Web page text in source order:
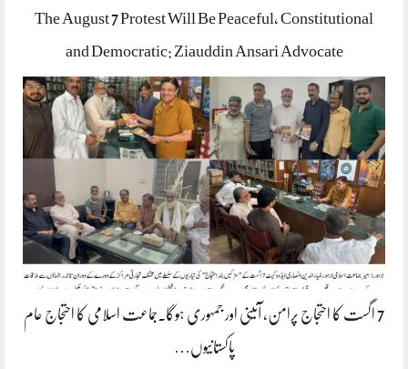
The August 7 Protest Will Be Peaceful, Constitutional
and Democratic: Ziauddin Ansari Advocate
7 اگست کا احتجاج پرامن، آئینی اور جمہوری ہوگا۔جماعت اسلامی کا احتجاج عام
پاکستانیوں…